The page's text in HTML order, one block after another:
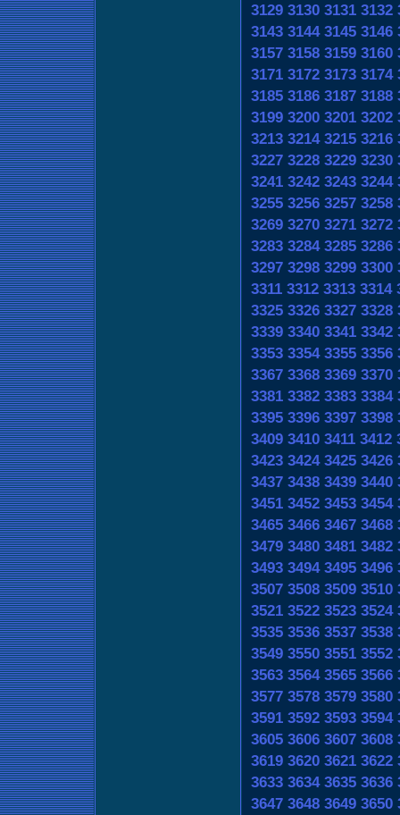
3129 3130 3131 3132
3143 3144 3145 3146
3157 3158 3159 3160
3171 3172 3173 3174
3185 3186 3187 3188
3199 3200 3201 3202
3213 3214 3215 3216
3227 3228 3229 3230
3241 3242 3243 3244
3255 3256 3257 3258
3269 3270 3271 3272
3283 3284 3285 3286
3297 3298 3299 3300
3311 3312 3313 3314
3325 3326 3327 3328
3339 3340 3341 3342
3353 3354 3355 3356
3367 3368 3369 3370
3381 3382 3383 3384
3395 3396 3397 3398
3409 3410 3411 3412
3423 3424 3425 3426
3437 3438 3439 3440
3451 3452 3453 3454
3465 3466 3467 3468
3479 3480 3481 3482
3493 3494 3495 3496
3507 3508 3509 3510
3521 3522 3523 3524
3535 3536 3537 3538
3549 3550 3551 3552
3563 3564 3565 3566
3577 3578 3579 3580
3591 3592 3593 3594
3605 3606 3607 3608
3619 3620 3621 3622
3633 3634 3635 3636
3647 3648 3649 3650